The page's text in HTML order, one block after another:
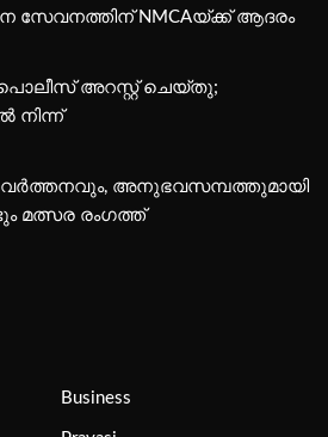
സേവനത്തിന് NMCAയ്ക്ക് ആദരം
അറസ്റ്റ് ചെയ്‌തു;
നിന്ന്
അനുഭവസമ്പത്തുമായി
മത്സര രംഗത്ത്
Business